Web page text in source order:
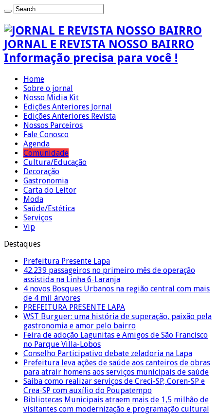
JORNAL E REVISTA NOSSO BAIRRO
Informação precisa para você !
Home
Sobre o jornal
Nosso Midia Kit
Edições Anteriores Jornal
Edições Anteriores Revista
Nossos Parceiros
Fale Conosco
Agenda
Comunidade
Cultura/Educação
Decoração
Gastronomia
Carta do Leitor
Moda
Saúde/Estética
Serviços
Vip
Destaques
Prefeitura Presente Lapa
42.239 passageiros no primeiro mês de operação
assistida na Linha 6-Laranja
4 novos Bosques Urbanos na região central com mais
de 4 mil árvores
PREFEITURA PRESENTE LAPA
WST Burguer: uma história de superação, paixão pela
gastronomia e amor pelo bairro
Feira de adoção Lagunitas e Amigos de São Francisco
no Parque Villa-Lobos
Conselho Participativo debate zeladoria na Lapa
Prefeitura leva ações de saúde aos canteiros de obras
para atrair homens aos serviços municipais de saúde
Saiba como realizar serviços de Creci-SP, Coren-SP e
Crea-SP com auxílio do Poupatempo
Bibliotecas Municipais atraem mais de 1,5 milhão de
visitantes com modernização e programação cultural